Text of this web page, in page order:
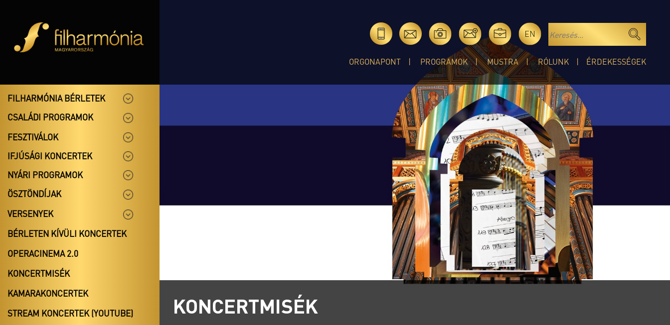
EN
ORGONAPONT PROGRAMOK MUSTRA RÓLUNK ÉRDEKESSÉGEK
FILHARMÓNIA BÉRLETEK
CSALÁDI PROGRAMOK
FESZTIVÁLOK
IFJÚSÁGI KONCERTEK
NYÁRI PROGRAMOK
ÖSZTÖNDÍJAK
VERSENYEK
BÉRLETEN KÍVÜLI KONCERTEK
OPERACINEMA 2.0
KONCERTMISÉK
KAMARAKONCERTEK
STREAM KONCERTEK (YOUTUBE)
KONCERTMISÉK